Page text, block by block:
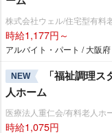
株式会社ウェル/住宅型有料
時給1,177円～
アルバイト・パート / 大阪府
NEW
「福祉調理
人ホーム
医療法人重仁会/有料老人ホ
時給1,075円